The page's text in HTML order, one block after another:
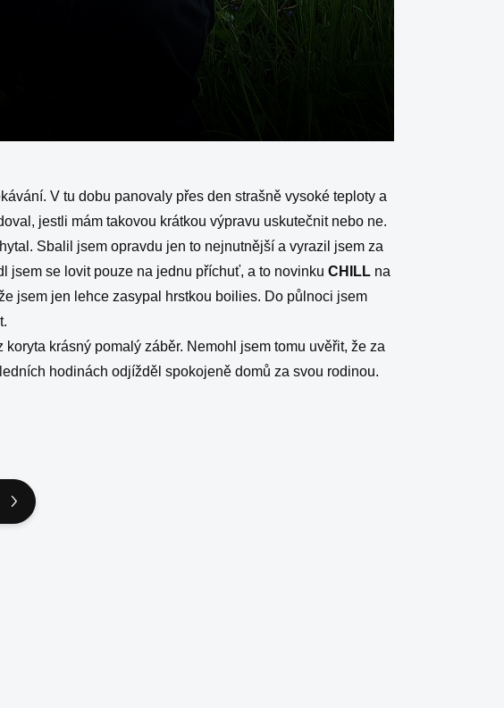
V tu dobu panovaly přes den strašně vysoké teploty a
jestli mám takovou krátkou výpravu uskutečnit nebo ne.
Sbalil jsem opravdu jen to nejnutnější a vyrazil jsem za
jsem se lovit pouze na jednu příchuť, a to novinku CHILL na
jsem jen lehce zasypal hrstkou boilies. Do půlnoci jsem
krásný pomalý záběr. Nemohl jsem tomu uvěřit, že za
hodinách odjížděl spokojeně domů za svou rodinou.